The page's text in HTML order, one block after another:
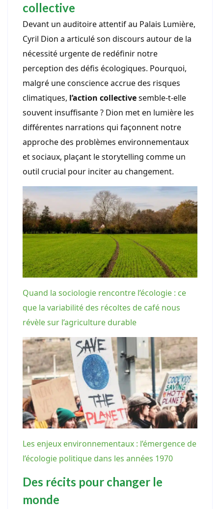
collective
Devant un auditoire attentif au Palais Lumière,
Cyril Dion a articulé son discours autour de la
nécessité urgente de redéfinir notre
perception des défis écologiques. Pourquoi,
malgré une conscience accrue des risques
climatiques, l’action collectivesemble-t-elle
souvent insuffisante ? Dion met en lumière les
différentes narrations qui façonnent notre
approche des problèmes environnementaux
et sociaux, plaçant le storytelling comme un
outil crucial pour inciter au changement.
Quand la sociologie rencontre l’écologie : ce
que la variabilité des récoltes de café nous
révèle sur l’agriculture durable
Les enjeux environnementaux : l’émergence de
l’écologie politique dans les années 1970
Des récits pour changer le
monde